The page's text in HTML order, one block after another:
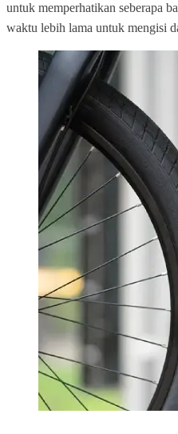
untuk memperhatikan seberapa
waktu lebih lama untuk mengisi